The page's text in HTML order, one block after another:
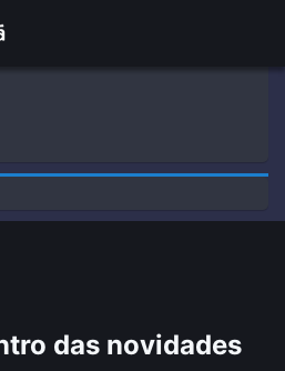
das novidades